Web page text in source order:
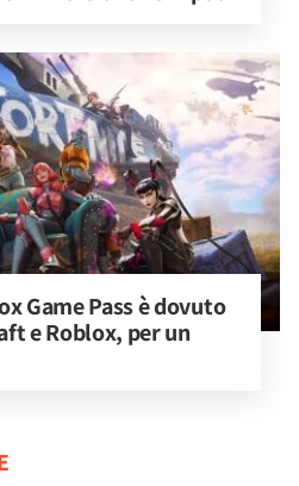
Game Pass è dovuto
e Roblox, per un